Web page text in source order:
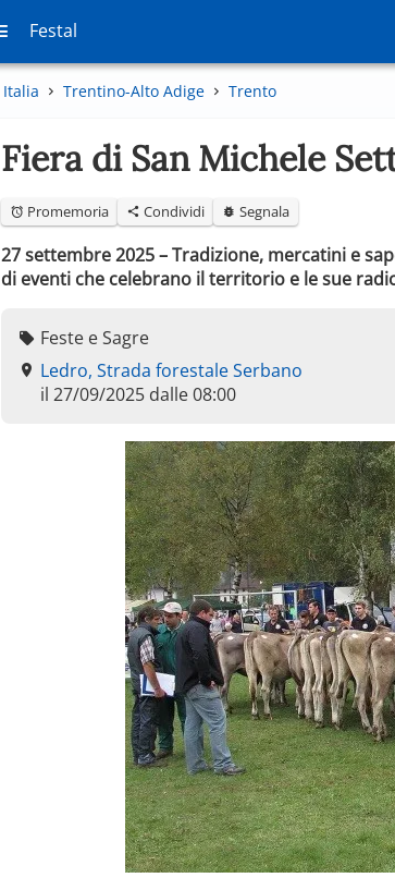
Festal
Italia Trentino-Alto Adige Trento
Fiera di San Michele
Promemoria Condividi Segnala
27 settembre 2025 – Tradizione, mercatini e
di eventi che celebrano il territorio e le sue
Feste e Sagre
Ledro, Strada forestale Serbano
il 27/09/2025 dalle 08:00